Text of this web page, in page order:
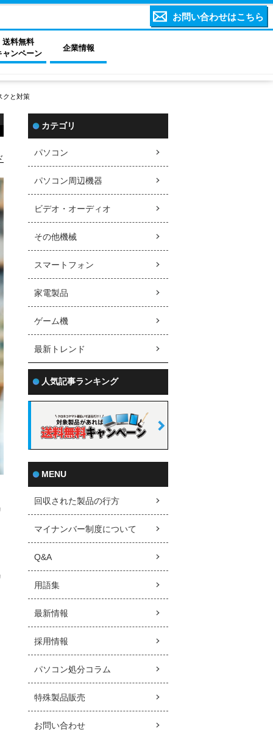
お問い合わせはこちら
送料無料
ャンペーン
企業情報
クと対策
カテゴリ
パソコン
パソコン周辺機器
ビデオ・オーディオ
その他機械
スマートフォン
家電製品
ゲーム機
最新トレンド
人気記事ランキング
MENU
回収された製品の行方
マイナンバー制度について
Q&A
用語集
最新情報
採用情報
パソコン処分コラム
特殊製品販売
お問い合わせ